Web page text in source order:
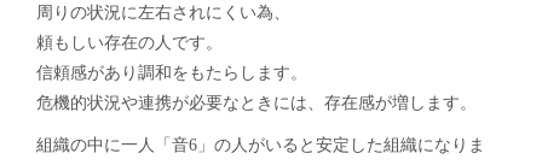
周りの状況に左右されにくい為、
頼もしい存在の人です。
信頼感があり調和をもたらします。
危機的状況や連携が必要なときには、存在感が増します。
組織の中に一人「音6」の人がいると安定した組織になりま